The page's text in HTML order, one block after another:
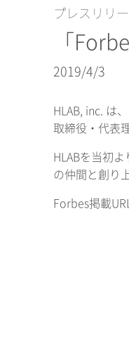
プレスリリ
「
2019/4/3
HLAB, inc.
は
取締役・代表
HLABを当初
の仲間と創り
Forbes掲載